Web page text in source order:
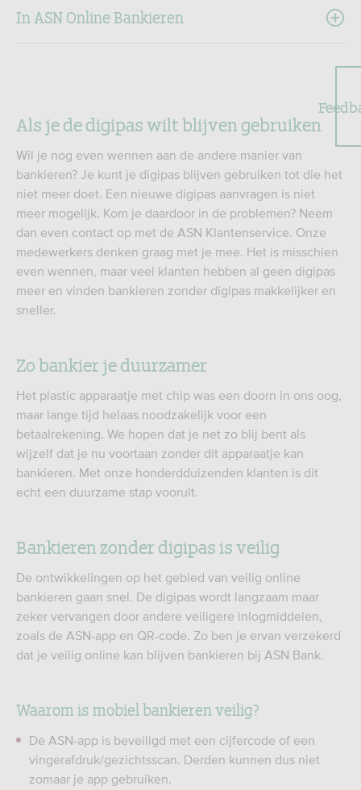
In ASN Online Bankieren
Als je de digipas wilt blijven gebruiken
Wil je nog even wennen aan de andere manier van
bankieren? Je kunt je digipas blijven gebruiken tot die het
niet meer doet. Een nieuwe digipas aanvragen is niet
meer mogelijk. Kom je daardoor in de problemen? Neem
dan even contact op met de ASN Klantenservice. Onze
medewerkers denken graag met je mee. Het is misschien
even wennen, maar veel klanten hebben al geen digipas
meer en vinden bankieren zonder digipas makkelijker en
sneller.
Zo bankier je duurzamer
Het plastic apparaatje met chip was een doorn in ons oog,
maar lange tijd helaas noodzakelijk voor een
betaalrekening. We hopen dat je net zo blij bent als
wijzelf dat je nu voortaan zonder dit apparaatje kan
bankieren. Met onze honderdduizenden klanten is dit
echt een duurzame stap vooruit.
Bankieren zonder digipas is veilig
De ontwikkelingen op het gebied van veilig online
bankieren gaan snel. De digipas wordt langzaam maar
zeker vervangen door andere veiligere inlogmiddelen,
zoals de ASN-app en QR-code. Zo ben je ervan verzekerd
dat je veilig online kan blijven bankieren bij ASN Bank.
Waarom is mobiel bankieren veilig?
De ASN-app is beveiligd met een cijfercode of een
vingerafdruk/gezichtsscan. Derden kunnen dus niet
zomaar je app gebruiken.